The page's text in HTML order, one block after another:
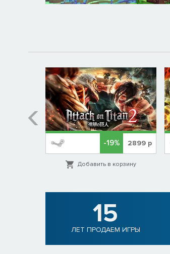
-19% 2899р
Добавить в корзину
15
ЛЕТ ПРОДАЕМ ИГРЫ